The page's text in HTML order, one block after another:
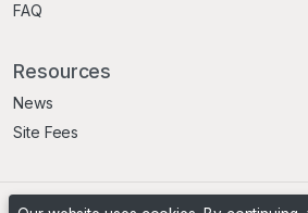
FAQ
Resources
News
Site Fees